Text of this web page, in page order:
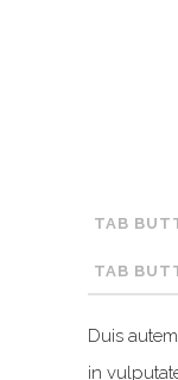
TAB
TAB
Duis
in